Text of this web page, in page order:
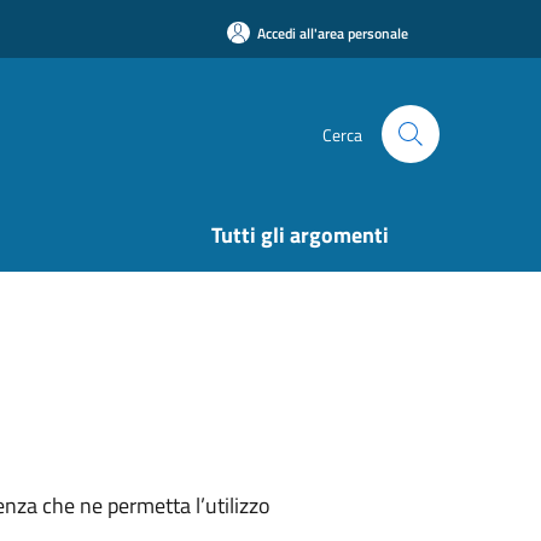
Accedi all'area personale
Cerca
Tutti gli argomenti
che ne permetta l’utilizzo